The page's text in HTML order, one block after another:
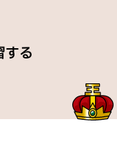
する